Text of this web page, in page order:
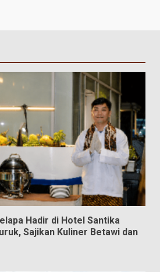
Hadir di Hotel Santika
Sajikan Kuliner Betawi dan